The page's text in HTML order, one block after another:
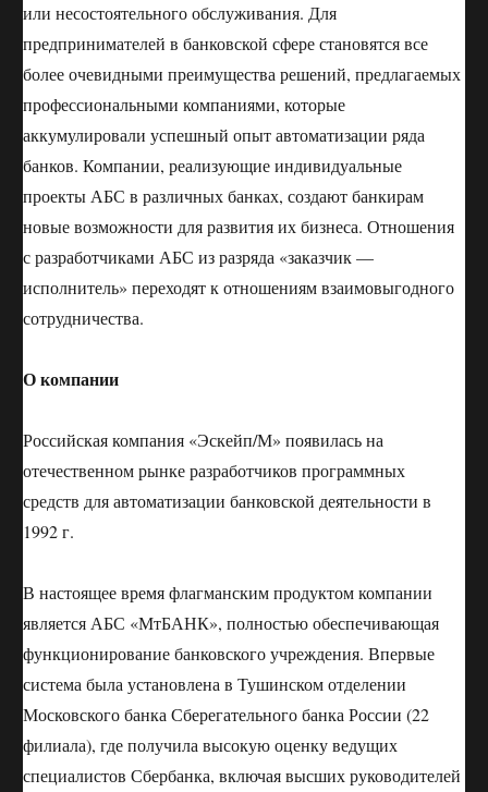
или несостоятельного обслуживания. Для
предпринимателей в банковской сфере становятся все
более очевидными преимущества решений, предлагаемых
профессиональными компаниями, которые
аккумулировали успешный опыт автоматизации ряда
банков. Компании, реализующие индивидуальные
проекты АБС в различных банках, создают банкирам
новые возможности для развития их бизнеса. Отношения
с разработчиками АБС из разряда «заказчик —
исполнитель» переходят к отношениям взаимовыгодного
сотрудничества.
О компании
Российская компания «Эскейп/М» появилась на
отечественном рынке разработчиков программных
средств для автоматизации банковской деятельности в
1992 г.
В настоящее время флагманским продуктом компании
является АБС «МтБАНК», полностью обеспечивающая
функционирование банковского учреждения. Впервые
система была установлена в Тушинском отделении
Московского банка Сберегательного банка России (22
филиала), где получила высокую оценку ведущих
специалистов Сбербанка, включая высших руководителей